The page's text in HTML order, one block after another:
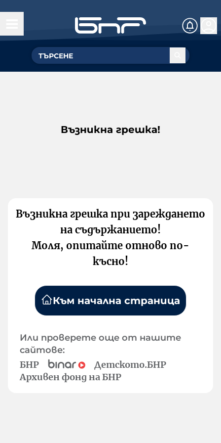
Възникна грешка!
Възникна грешка при зареждането
на съдържанието!
Моля, опитайте отново по-
късно!
Към начална страница
Или проверете още от нашите
сайтове:
БНР
Детското.БНР
Архивен фонд на БНР